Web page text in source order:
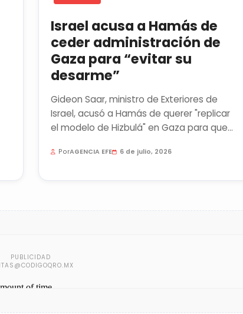
Israel acusa a Hamás de
ceder administración de
Gaza para “evitar su
desarme”
Gideon Saar, ministro de Exteriores de
Israel, acusó a Hamás de querer "replicar
el modelo de Hizbulá" en Gaza para que
PorAGENCIA EFE 6 de julio, 2026